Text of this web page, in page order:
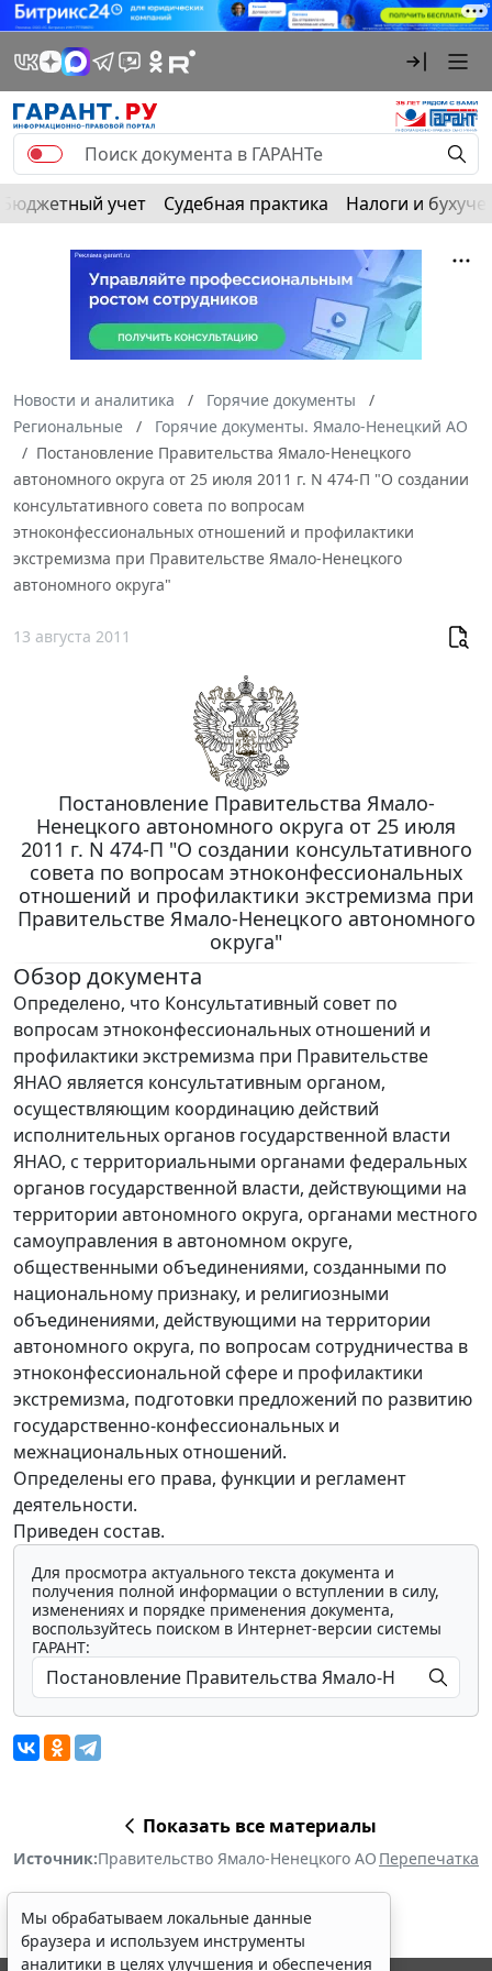
Бюджетный учет Судебная практика Налоги и
Новости и аналитика
Горячие документы
Региональные
Горячие документы. Ямало-Ненецкий АО
Постановление Правительства Ямало-Ненецкого
автономного округа от 25 июля 2011 г. N 474-П "О создании
консультативного совета по вопросам
этноконфессиональных отношений и профилактики
экстремизма при Правительстве Ямало-Ненецкого
автономного округа"
13 августа 2011
Постановление Правительства Ямало-
Ненецкого автономного округа от 25 июля
2011 г. N 474-П "О создании консультативного
совета по вопросам этноконфессиональных
отношений и профилактики экстремизма при
Правительстве Ямало-Ненецкого автономного
округа"
Обзор документа
Определено, что Консультативный совет по
вопросам этноконфессиональных отношений и
профилактики экстремизма при Правительстве
ЯНАО является консультативным органом,
осуществляющим координацию действий
исполнительных органов государственной власти
ЯНАО, с территориальными органами федеральных
органов государственной власти, действующими на
территории автономного округа, органами местного
самоуправления в автономном округе,
общественными объединениями, созданными по
национальному признаку, и религиозными
объединениями, действующими на территории
автономного округа, по вопросам сотрудничества в
этноконфессиональной сфере и профилактики
экстремизма, подготовки предложений по развитию
государственно-конфессиональных и
межнациональных отношений.
Определены его права, функции и регламент
деятельности.
Приведен состав.
Для просмотра актуального текста документа и
получения полной информации о вступлении в силу,
изменениях и порядке применения документа,
воспользуйтесь поиском в Интернет-версии системы
ГАРАНТ:
Показать все материалы
Источник:Правительство Ямало-Ненецкого АО Перепечатка
Мы обрабатываем локальные данные
браузера и используем инструменты
аналитики в целях улучшения и обеспечения